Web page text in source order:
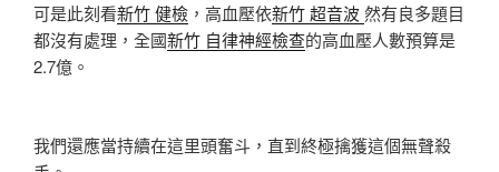
可是此刻看新竹 健檢 ，高血壓依新竹 超音波然有良多題目
都沒有處理，全國新竹 自律神經檢查的高血壓人數預算是
2.7億。
我們還應當持續在這里頭奮斗，直到終極擒獲這個無聲殺